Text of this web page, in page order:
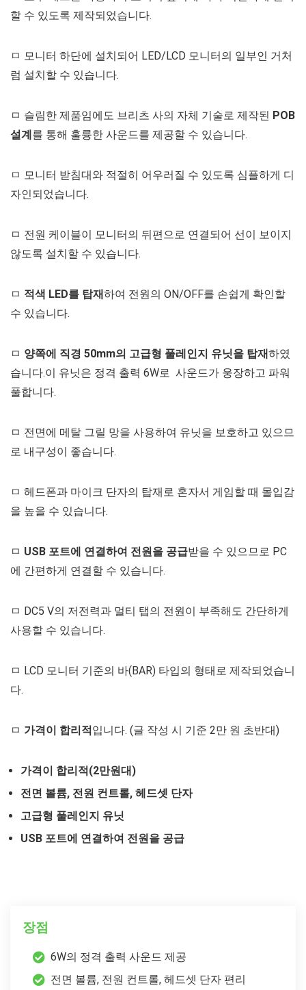
할 수 있도록 제작되었습니다.
ㅁ 모니터 하단에 설치되어 LED/LCD 모니터의 일부인 거처
럼 설치할 수 있습니다.
ㅁ 슬림한 제품임에도 브리츠 사의 자체 기술로 제작된 POB
설계 를 통해 훌륭한 사운드를 제공할 수 있습니다.
ㅁ 모니터 받침대와 적절히 어우러질 수 있도록 심플하게 디
자인되었습니다.
ㅁ 전원 케이블이 모니터의 뒤편으로 연결되어 선이 보이지
않도록 설치할 수 있습니다.
ㅁ 적색 LED를 탑재하여 전원의 ON/OFF를 손쉽게 확인할
수 있습니다.
ㅁ 양쪽에 직경 50mm의 고급형 풀레인지 유닛을 탑재하였
습니다.이 유닛은 정격 출력 6W로 사운드가 웅장하고 파워
풀합니다.
ㅁ 전면에 메탈 그릴 망을 사용하여 유닛을 보호하고 있으므
로 내구성이 좋습니다.
ㅁ 헤드폰과 마이크 단자의 탑재로 혼자서 게임할 때 몰입감
을 높을 수 있습니다.
ㅁ USB 포트에 연결하여 전원을 공급받을 수 있으므로 PC
에 간편하게 연결할 수 있습니다.
ㅁ DC5 V의 저전력과 멀티 탭의 전원이 부족해도 간단하게
사용할 수 있습니다.
ㅁ LCD 모니터 기준의 바(BAR) 타입의 형태로 제작되었습니
다.
ㅁ 가격이 합리적 입니다. (글 작성 시 기준 2만 원 초반대)
가격이 합리적(2만원대)
전면 볼륨, 전원 컨트롤, 헤드셋 단자
고급형 풀레인지 유닛
USB 포트에 연결하여 전원을 공급
장점
6W의 정격 출력 사운드 제공
전면 볼륨, 전원 컨트롤, 헤드셋 단자 편리